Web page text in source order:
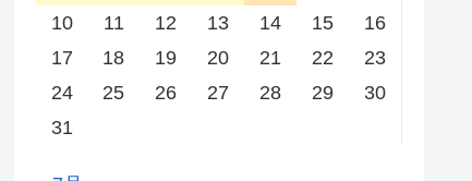
10
11 12 13 14 15
16
17
18 19 20 21 22
23
24
25 26 27 28 29
30
31